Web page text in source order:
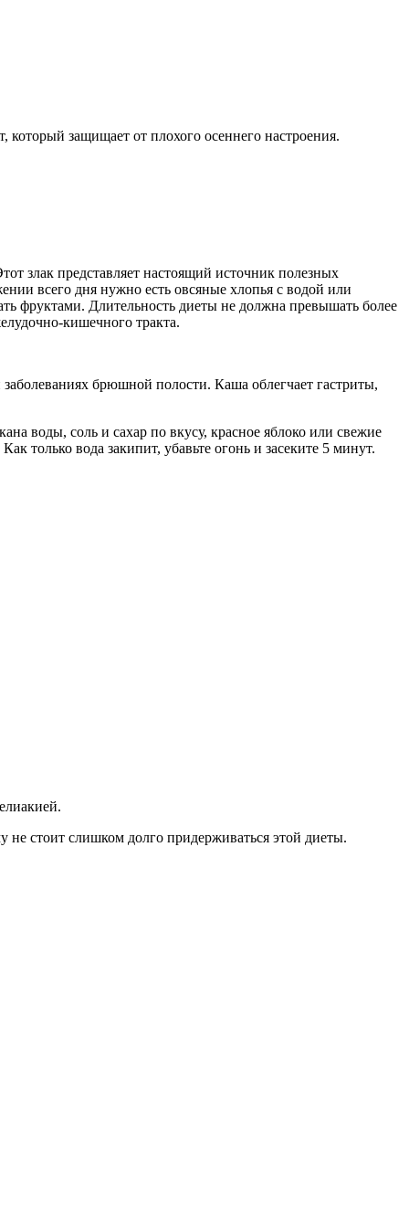
который защищает от плохого осеннего настроения.
злак представляет настоящий источник полезных
всего дня нужно есть овсяные хлопья с водой или
фруктами. Длительность диеты не должна превышать более
кишечного тракта.
брюшной полости. Каша облегчает гастриты,
воды, соль и сахар по вкусу, красное яблоко или свежие
только вода закипит, убавьте огонь и засеките 5 минут.
стоит слишком долго придерживаться этой диеты.